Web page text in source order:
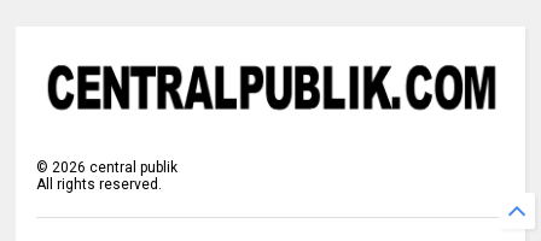
©2026 central publik
All rights reserved.